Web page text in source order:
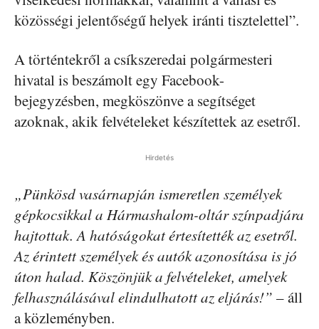
közösségi jelentőségű helyek iránti tisztelettel”.
A történtekről a csíkszeredai polgármesteri
hivatal is beszámolt egy Facebook-
bejegyzésben, megköszönve a segítséget
azoknak, akik felvételeket készítettek az esetről.
Hirdetés
„Pünkösd vasárnapján ismeretlen személyek
gépkocsikkal a Hármashalom-oltár színpadjára
hajtottak. A hatóságokat értesítették az esetről.
Az érintett személyek és autók azonosítása is jó
úton halad. Köszönjük a felvételeket, amelyek
felhasználásával elindulhatott az eljárás!” – áll
a közleményben.